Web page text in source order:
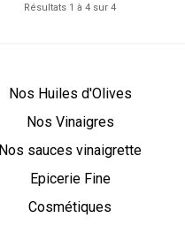
Résultats 1 à 4 sur 4
Nos Huiles d'Olives
Nos Vinaigres
Nos sauces vinaigrette
Epicerie Fine
Cosmétiques